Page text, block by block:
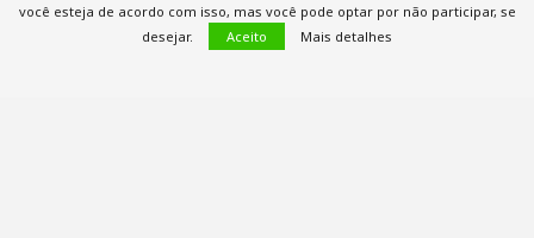
você esteja de acordo com isso, mas você pode optar por não participar, se
desejar.
Aceito Mais detalhes